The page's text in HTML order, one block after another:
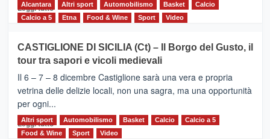
Leggi tutto Leggi
MOIO
ALCANTARA
–
Vivicittà,
alla
scoperta
del
territorio,
Alcantara Altri sport Automobilismo Basket
Calcio
Calcio a 5
Etna Food & Wine Sport Video
CASTIGLIONE DI SICILIA (Ct) – Il Borgo del Gusto, il
tour tra sapori e vicoli medievali
Il 6 – 7 – 8 dicembre Castiglione sarà una vera e propria
vetrina delle delizie locali, non una sagra, ma una opportunità
per ogni...
Leggi tuttoLeggi
di
Altri sport Automobilismo Basket Calcio
Calcio a 5
Food & Wine
Sport Video